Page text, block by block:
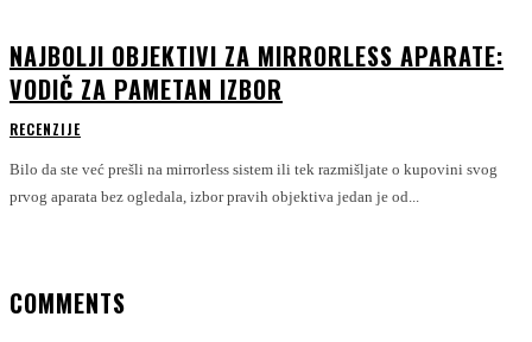
NAJBOLJI OBJEKTIVI ZA MIRRORLESS APARATE:
VODIČ ZA PAMETAN IZBOR
RECENZIJE
Bilo da ste već prešli na mirrorless sistem ili tek razmišljate o kupovini svog
prvog aparata bez ogledala, izbor pravih objektiva jedan je od...
COMMENTS